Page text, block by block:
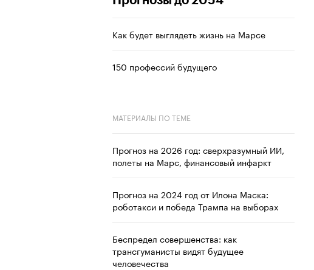
Как будет выглядеть жизнь на Марсе
150 профессий будущего
МАТЕРИАЛЫ ПО ТЕМЕ
Прогноз на 2026 год: сверхразумный ИИ,
полеты на Марс, финансовый инфаркт
Прогноз на 2024 год от Илона Маска:
роботакси и победа Трампа на выборах
Беспредел совершенства: как
трансгуманисты видят будущее
человечества